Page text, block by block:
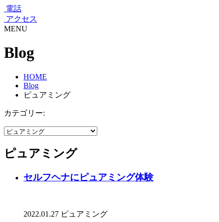
電話
アクセス
MENU
Blog
HOME
Blog
ピュアミング
カテゴリー:
ピュアミング
セルフヘナにピュアミング体験
2022.01.27 ピュアミング